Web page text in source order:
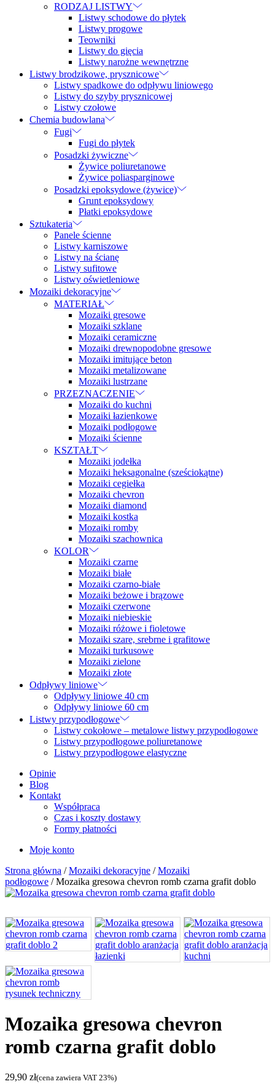
RODZAJ LISTWY
Listwy schodowe do płytek
Listwy progowe
Teowniki
Listwy do gięcia
Listwy narożne wewnętrzne
Listwy brodzikowe, prysznicowe
Listwy spadkowe do odpływu liniowego
Listwy do szyby prysznicowej
Listwy czołowe
Chemia budowlana
Fugi
Fugi do płytek
Posadzki żywiczne
Żywice poliuretanowe
Żywice poliasparginowe
Posadzki epoksydowe (żywice)
Grunt epoksydowy
Płatki epoksydowe
Sztukateria
Panele ścienne
Listwy karniszowe
Listwy na ścianę
Listwy sufitowe
Listwy oświetleniowe
Mozaiki dekoracyjne
MATERIAŁ
Mozaiki gresowe
Mozaiki szklane
Mozaiki ceramiczne
Mozaiki drewnopodobne gresowe
Mozaiki imitujące beton
Mozaiki metalizowane
Mozaiki lustrzane
PRZEZNACZENIE
Mozaiki do kuchni
Mozaiki łazienkowe
Mozaiki podłogowe
Mozaiki ścienne
KSZTAŁT
Mozaiki jodełka
Mozaiki heksagonalne (sześciokątne)
Mozaiki cegiełka
Mozaiki chevron
Mozaiki diamond
Mozaiki kostka
Mozaiki romby
Mozaiki szachownica
KOLOR
Mozaiki czarne
Mozaiki białe
Mozaiki czarno-białe
Mozaiki beżowe i brązowe
Mozaiki czerwone
Mozaiki niebieskie
Mozaiki różowe i fioletowe
Mozaiki szare, srebrne i grafitowe
Mozaiki turkusowe
Mozaiki zielone
Mozaiki złote
Odpływy liniowe
Odpływy liniowe 40 cm
Odpływy liniowe 60 cm
Listwy przypodłogowe
Listwy cokołowe – metalowe listwy przypodłogowe
Listwy przypodłogowe poliuretanowe
Listwy przypodłogowe elastyczne
Opinie
Blog
Kontakt
Współpraca
Czas i koszty dostawy
Formy płatności
Moje konto
Strona główna /Mozaiki dekoracyjne /Mozaiki
podłogowe / Mozaika gresowa chevron romb czarna grafit doblo
Mozaika gresowa chevron
romb czarna grafit doblo
29,90 zł(cena zawiera VAT 23%)